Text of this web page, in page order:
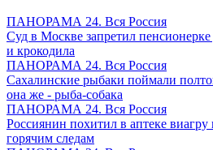
ПАНОРАМА 24. Вся Россия
Суд в Москве запретил пенсионерке
и крокодила
ПАНОРАМА 24. Вся Россия
Сахалинские рыбаки поймали
она же - рыба-собака
ПАНОРАМА 24. Вся Россия
Россиянин похитил в аптеке
горячим следам